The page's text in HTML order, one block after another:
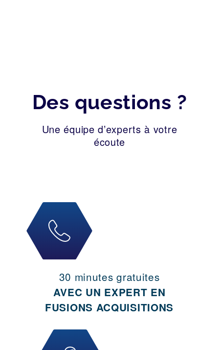
Des questions ?
Une équipe d’experts à votre
écoute
30 minutes gratuites
AVEC UN EXPERT EN
FUSIONS ACQUISITIONS